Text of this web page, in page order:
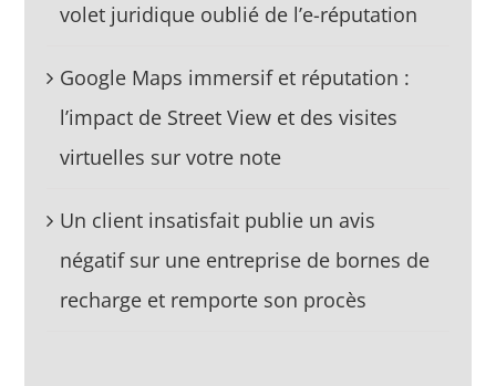
volet juridique oublié de l’e-réputation
Google Maps immersif et réputation :
l’impact de Street View et des visites
virtuelles sur votre note
Un client insatisfait publie un avis
négatif sur une entreprise de bornes de
recharge et remporte son procès